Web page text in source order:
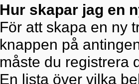
Hur skapar jag en
För att skapa en ny
knappen på
måste du registrera
En lista över vilka